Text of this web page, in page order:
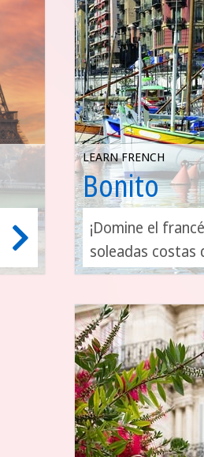
LEARN FRENCH
Bonito
¡Domine el
soleadas costas
Francia!